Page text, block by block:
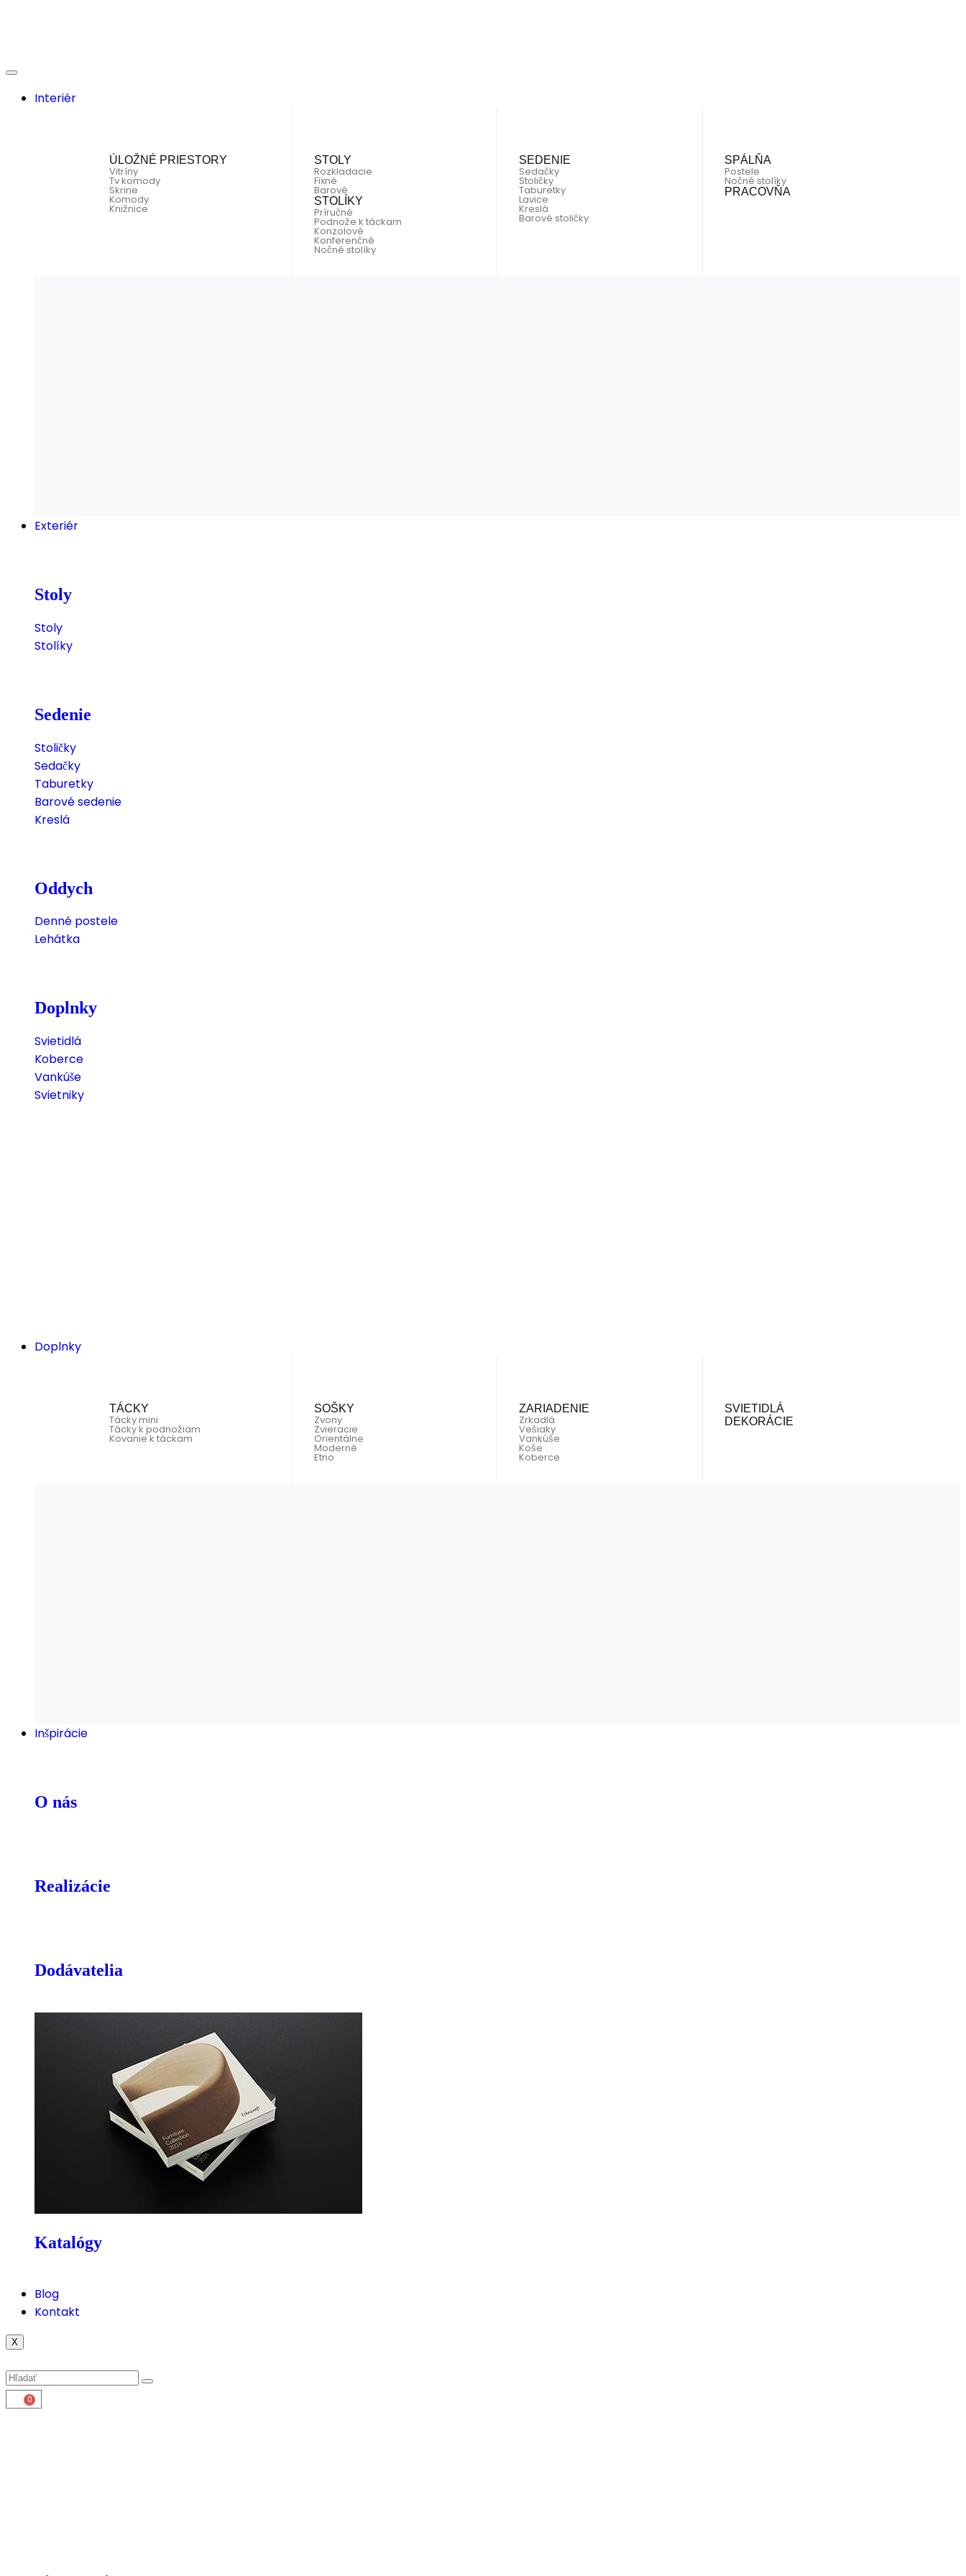
Interiér
ÚLOŽNÉ PRIESTORY
Vitríny
Tv komody
Skrine
Komody
Knižnice
STOLY
Rozkladacie
Fixné
Barové
STOLÍKY
Príručné
Podnože k táckam
Konzolové
Konferenčné
Nočné stolíky
SEDENIE
Sedačky
Stoličky
Taburetky
Lavice
Kreslá
Barové stoličky
SPÁLŇA
Postele
Nočné stolíky
PRACOVŇA
Exteriér
Stoly
Stoly
Stolíky
Sedenie
Stoličky
Sedačky
Taburetky
Barové sedenie
Kreslá
Oddych
Denné postele
Lehátka
Doplnky
Svietidlá
Koberce
Vankúše
Svietniky
Doplnky
TÁCKY
Tácky mini
Tácky k podnožiam
Kovanie k táckam
SOŠKY
Zvony
Zvieracie
Orientálne
Moderné
Etno
ZARIADENIE
Zrkadlá
Vešiaky
Vankúše
Koše
Koberce
SVIETIDLÁ
DEKORÁCIE
Inšpirácie
O nás
Realizácie
Dodávatelia
Katalógy
Blog
Kontakt
X
0